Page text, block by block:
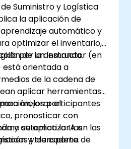
herramientas digitales
de decisiones en
Suministro y Logística
la aplicación de
automático y
optimizar el inventario,
de la demanda.
por un instructor (en
orientada a
de la cadena de
aplicar herramientas
mejorar el
pronosticar con
y automatizar las
y transporte.
los participantes
se aplica la IA en las
y de cadena de